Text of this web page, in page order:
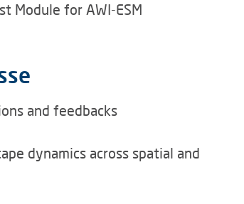
Module for AWI-ESM
and feedbacks
dynamics across spatial and